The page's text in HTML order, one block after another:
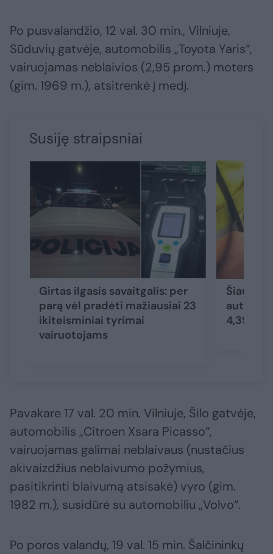
Po pusvalandžio, 12 val. 30 min., Vilniuje,
Sūduvių gatvėje, automobilis „Toyota Yaris“,
vairuojamas neblaivios (2,95 prom.) moters
(gim. 1969 m.), atsitrenkė į medį.
Susiję straipsniai
Girtas ilgasis savaitgalis: per
parą vėl pradėti mažiausiai 23
ikiteisminiai tyrimai
vairuotojams
4,39
Pavakare 17 val. 20 min. Vilniuje, Šilo gatvėje,
automobilis „Citroen Xsara Picasso“,
vairuojamas galimai neblaivaus (nustačius
akivaizdžius neblaivumo požymius,
pasitikrinti blaivumą atsisakė) vyro (gim.
1982 m.), susidūrė su automobiliu „Volvo“.
Po poros valandų, 19 val. 15 min. Šalčininkų